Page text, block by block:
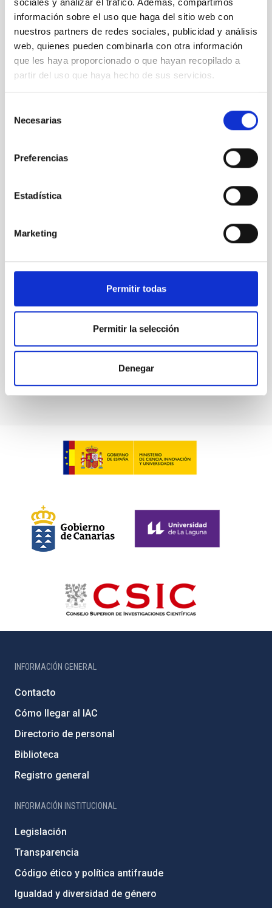
información sobre el uso que haga del sitio web con
nuestros partners de redes sociales, publicidad y análisis
web, quienes pueden combinarla con otra información
que les haya proporcionado o que hayan recopilado a
partir del uso que haya hecho de sus servicios.
Necesarias
Preferencias
Estadística
Marketing
Permitir todas
Permitir la selección
Denegar
JoséAlberto Rubiño Martín.
INFORMACIÓN GENERAL
Contacto
Cómo llegar al IAC
Directorio de personal
Biblioteca
Registro general
INFORMACIÓN INSTITUCIONAL
Legislación
Transparencia
Código ético y política antifraude
Igualdad y diversidad de género